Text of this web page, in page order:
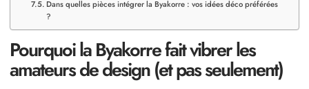
Dans quelles pièces intégrer la Byakorre : vos idées déco préférées
?
Pourquoi la Byakorre fait vibrer les
amateurs de design (et pas seulement)